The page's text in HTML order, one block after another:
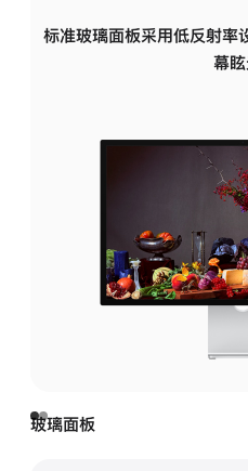
标准玻璃面板采用低反射率
幕眩
玻璃面板